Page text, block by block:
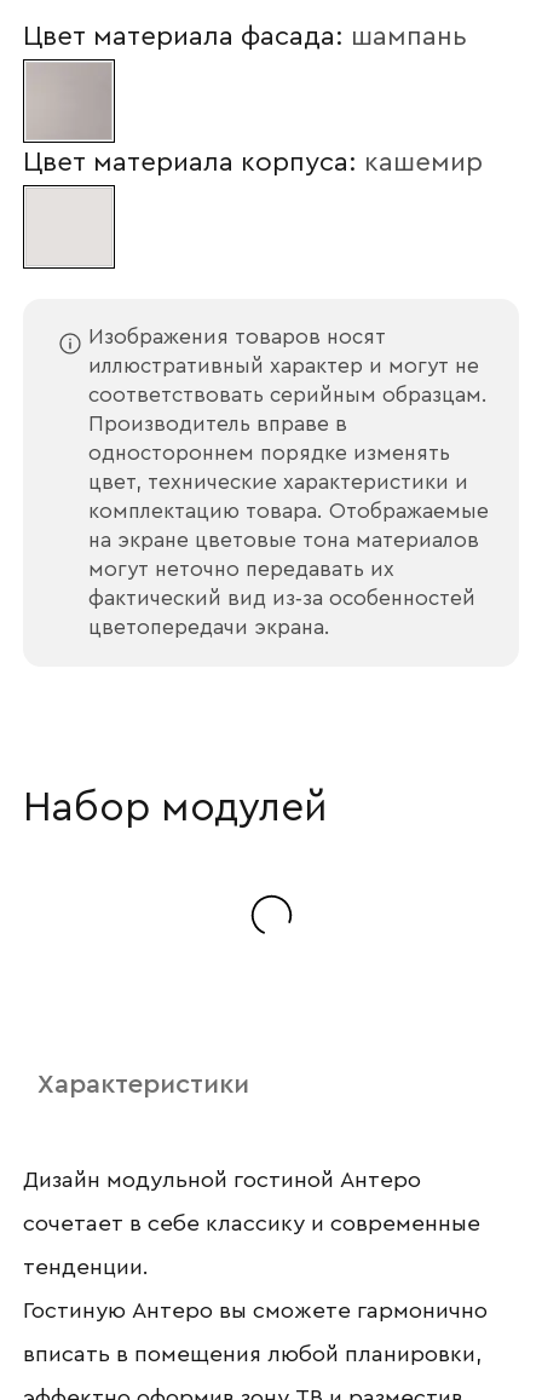
Цвет материала фасада: шампань
Цвет материала корпуса: кашемир
Изображения товаров носят
иллюстративный характер и могут не
соответствовать серийным образцам.
Производитель вправе в
одностороннем порядке изменять
цвет, технические характеристики и
комплектацию товара. Отображаемые
на экране цветовые тона материалов
могут неточно передавать их
фактический вид из‑за особенностей
цветопередачи экрана.
Набор модулей
Характеристики
Дизайн модульной гостиной Антеро
сочетает в себе классику и современные
тенденции.
Гостиную Антеро вы сможете гармонично
вписать в помещения любой планировки,
Ваше имя
Наименование организации
Номер телефона
компании